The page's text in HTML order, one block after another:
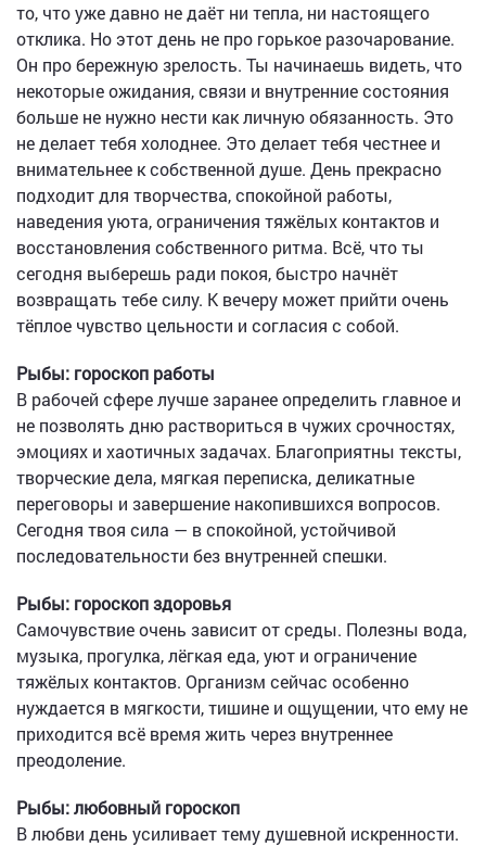
то, что уже давно не даёт ни тепла, ни настоящего
отклика. Но этот день не про горькое разочарование.
Он про бережную зрелость. Ты начинаешь видеть, что
некоторые ожидания, связи и внутренние состояния
больше не нужно нести как личную обязанность. Это
не делает тебя холоднее. Это делает тебя честнее и
внимательнее к собственной душе. День прекрасно
подходит для творчества, спокойной работы,
наведения уюта, ограничения тяжёлых контактов и
восстановления собственного ритма. Всё, что ты
сегодня выберешь ради покоя, быстро начнёт
возвращать тебе силу. К вечеру может прийти очень
тёплое чувство цельности и согласия с собой.
Рыбы: гороскоп работы
В рабочей сфере лучше заранее определить главное и
не позволять дню раствориться в чужих срочностях,
эмоциях и хаотичных задачах. Благоприятны тексты,
творческие дела, мягкая переписка, деликатные
переговоры и завершение накопившихся вопросов.
Сегодня твоя сила — в спокойной, устойчивой
последовательности без внутренней спешки.
Рыбы: гороскоп здоровья
Самочувствие очень зависит от среды. Полезны вода,
музыка, прогулка, лёгкая еда, уют и ограничение
тяжёлых контактов. Организм сейчас особенно
нуждается в мягкости, тишине и ощущении, что ему не
приходится всё время жить через внутреннее
преодоление.
Рыбы: любовный гороскоп
В любви день усиливает тему душевной искренности.